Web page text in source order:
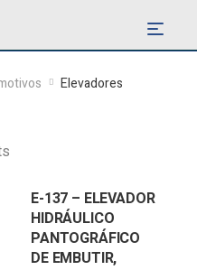
Elevadores
E-137 – ELEVADOR
HIDRÁULICO
PANTOGRÁFICO
DE EMBUTIR,